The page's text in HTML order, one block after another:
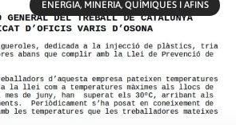
ENERGIA, MINERIA, QUÍMIQUES I AFINS